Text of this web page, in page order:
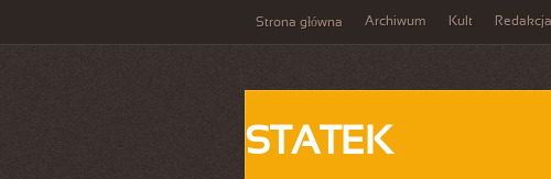
Strona główna Archiwum Kult Redakcja
STATEK